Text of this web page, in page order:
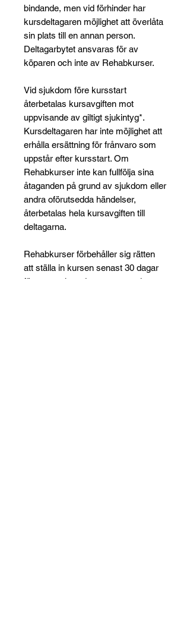
bindande, men vid förhinder har
kursdeltagaren möjlighet att överlåta
sin plats till en annan person.
Deltagarbytet ansvaras för av
köparen och inte av Rehabkurser.
Vid sjukdom före kursstart
återbetalas kursavgiften mot
uppvisande av giltigt sjukintyg*.
Kursdeltagaren har inte möjlighet att
erhålla ersättning för frånvaro som
uppstår efter kursstart. Om
Rehabkurser inte kan fullfölja sina
åtaganden på grund av sjukdom eller
andra oförutsedda händelser,
återbetalas hela kursavgiften till
deltagarna.
Rehabkurser förbehåller sig rätten
att ställa in kursen senast 30 dagar
före utsatt kursdatum om antalet